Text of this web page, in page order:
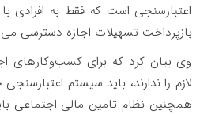
اعتبارسنجی است که فقط به افرادی
بازپرداخت تسهیلات اجازه دسترسی
وی بیان کرد که برای کسب‌وکارهای
لازم را ندارند، باید سیستم
همچنین نظام تامین مالی اجتماعی